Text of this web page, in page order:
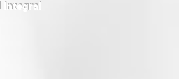
Integral